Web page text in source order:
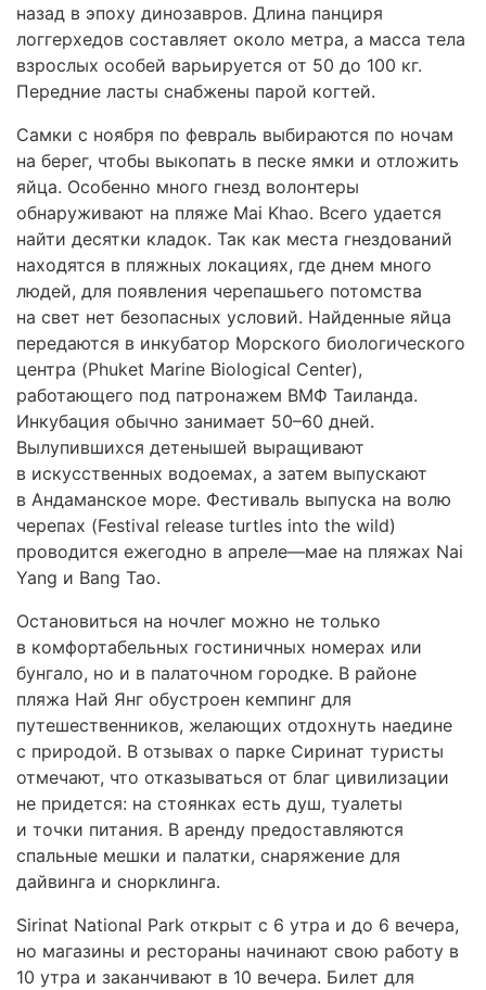
назад в эпоху динозавров. Длина панциря
логгерхедов составляет около метра, а масса тела
взрослых особей варьируется от 50 до 100 кг.
Передние ласты снабжены парой когтей.
Самки с ноября по февраль выбираются по ночам
на берег, чтобы выкопать в песке ямки и отложить
яйца. Особенно много гнезд волонтеры
обнаруживают на пляже Mai Khao. Всего удается
найти десятки кладок. Так как места гнездований
находятся в пляжных локациях, где днем много
людей, для появления черепашьего потомства
на свет нет безопасных условий. Найденные яйца
передаются в инкубатор Морского биологического
центра (Phuket Marine Biological Center),
работающего под патронажем ВМФ Таиланда.
Инкубация обычно занимает 50–60 дней.
Вылупившихся детенышей выращивают
в искусственных водоемах, а затем выпускают
в Андаманское море. Фестиваль выпуска на волю
черепах (Festival release turtles into the wild)
проводится ежегодно в апреле—мае на пляжах Nai
Yang и Bang Tao.
Остановиться на ночлег можно не только
в комфортабельных гостиничных номерах или
бунгало, но и в палаточном городке. В районе
пляжа Най Янг обустроен кемпинг для
путешественников, желающих отдохнуть наедине
с природой. В отзывах о парке Сиринат туристы
отмечают, что отказываться от благ цивилизации
не придется: на стоянках есть душ, туалеты
и точки питания. В аренду предоставляются
спальные мешки и палатки, снаряжение для
дайвинга и снорклинга.
Sirinat National Park открыт с 6 утра и до 6 вечера,
но магазины и рестораны начинают свою работу в
10 утра и заканчивают в 10 вечера. Билет для